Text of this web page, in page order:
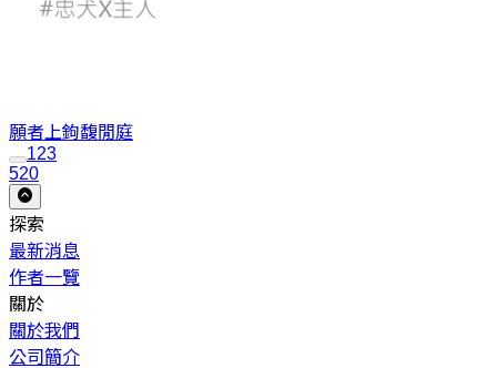
願者上鉤馥閒庭
123
520
探索
最新消息
作者一覽
關於
關於我們
公司簡介